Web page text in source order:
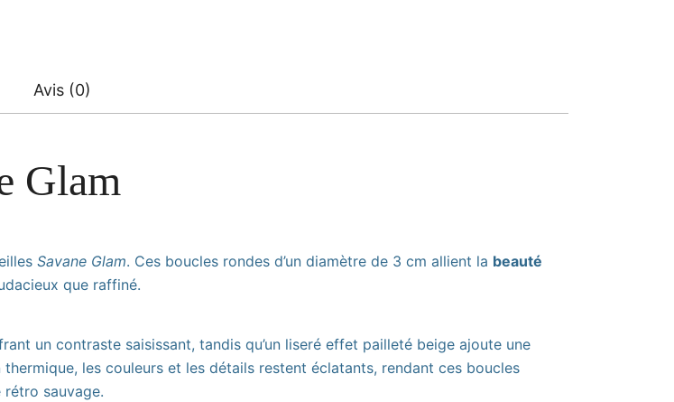
Avis (0)
Glam
Savane Glam. Ces boucles rondes d’un diamètre de 3 cm allient la beauté
que raffiné.
un contraste saisissant, tandis qu’un liseré effet pailleté beige ajoute une
les couleurs et les détails restent éclatants, rendant ces boucles
sauvage.